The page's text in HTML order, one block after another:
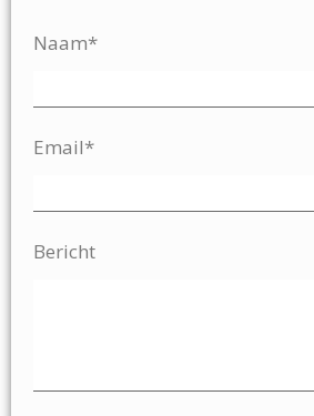
Naam*
Email*
Bericht